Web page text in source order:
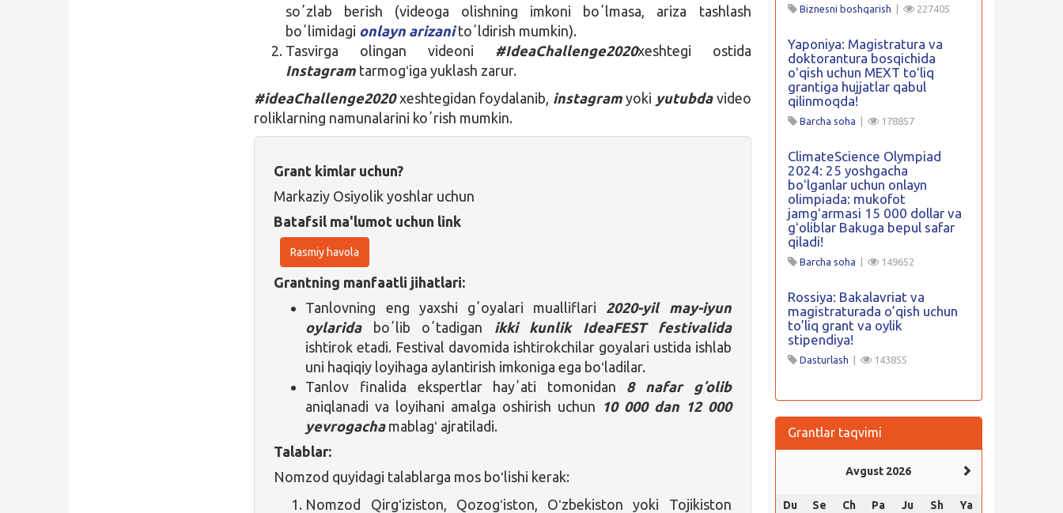
soʼzlab berish (videoga olishning imkoni boʼlmasa, ariza tashlash
boʼlimidagi onlayn arizanitoʼldirish mumkin).
Tasvirga olingan videoni #IdeaChallenge2020xeshtegi ostida
Instagram tarmogʻiga yuklash zarur.
#ideaChallenge2020xeshtegidan foydalanib, instagramyoki yutubdavideo
roliklarning namunalarini koʼrish mumkin.
Grant kimlar uchun?
Markaziy Osiyolik yoshlar uchun
Batafsil ma'lumot uchun link
Rasmiy havola
Grantning manfaatli jihatlari:
Tanlovning eng yaxshi gʼoyalari mualliflari 2020-yil may-iyun
oylaridaboʼlib oʼtadigan ikki kunlik
IdeaFEST festivalida
ishtirok etadi. Festival davomida ishtirokchilar goyalari ustida ishlab
uni haqiqiy loyihaga aylantirish imkoniga ega boʻladilar.
Tanlov finalida ekspertlar hayʼati tomonidan 8 nafar gʼolib
aniqlanadi va loyihani amalga oshirish uchun 10 000 dan 12 000
yevrogachamablagʻ ajratiladi.
Talablar:
Nomzod quyidagi talablarga mos boʻlishi kerak:
Nomzod Qirgʻiziston, Qozogʻiston, Oʻzbekiston yoki Tojikiston
Biznesni boshqarish 227405
Yaponiya: Magistratura va
doktorantura bosqichida
oʻqish uchun MEXT toʻliq
grantiga hujjatlar qabul
qilinmoqda!
Barcha soha 178857
ClimateScience Olympiad
2024: 25 yoshgacha
boʻlganlar uchun onlayn
olimpiada: mukofot
jamgʻarmasi 15 000 dollar va
gʻoliblar Bakuga bepul safar
qiladi!
Barcha soha 149652
Rossiya: Bakalavriat va
magistraturada o’qish uchun
to’liq grant va oylik
stipendiya!
Dasturlash 143855
Grantlar taqvimi
Avgust 2026
Du Se Ch Pa Ju Sh Ya